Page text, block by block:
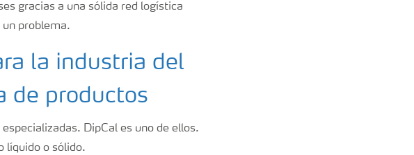
gracias a una sólida red logística
problema.
la industria del
de productos
DipCal es uno de ellos.
líquido o sólido.